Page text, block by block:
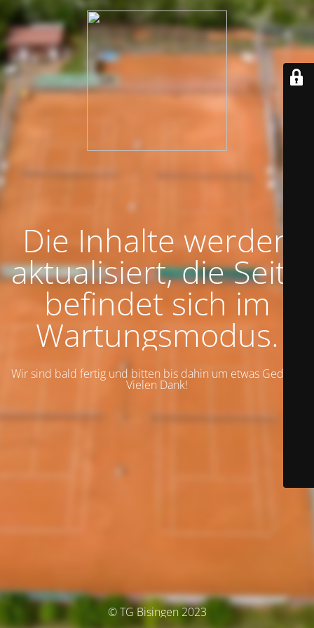
Die Inhalte werden
aktualisiert, die Seite
befindet sich im
Wartungsmodus.
Wir sind bald fertig und bitten bis dahin um etwas Geduld.
Vielen Dank!
© TG Bisingen 2023